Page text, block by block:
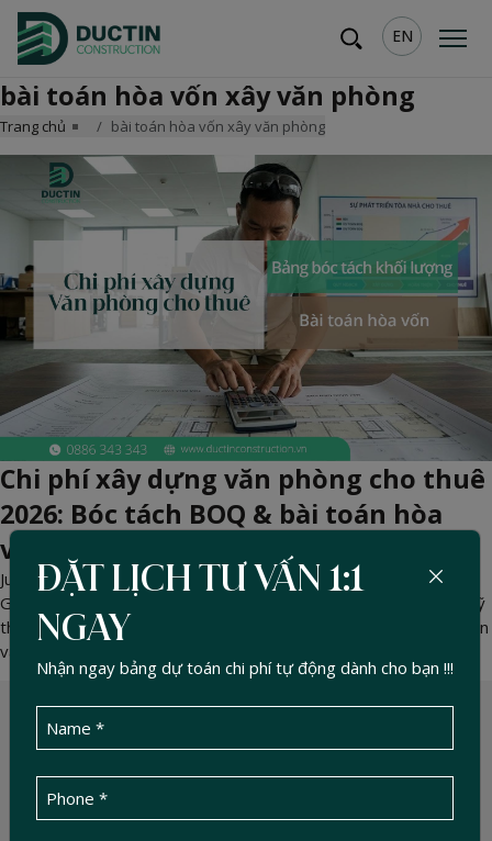
EN
bài toán hòa vốn xây văn phòng
Trang chủ bài toán hòa vốn xây văn phòng
Chi phí xây dựng văn phòng cho thuê
2026: Bóc tách BOQ & bài toán hòa
vốn (ROI)
Jun 03, 2026 - DucTin Construction>Kinh nghiệm xây nhà
Giải mã chi phí xây dựng văn phòng cho thuê 2026. Chuyên gia kỹ
thuật Đức Tín hướng dẫn bóc tách BOQ minh bạch, chống đội vốn
và tối ưu bài toán hòa vốn (ROI).
ĐẶT LỊCH TƯ VẤN 1:1
NGAY
Nhận ngay bảng dự toán chi phí tự động dành cho bạn !!!